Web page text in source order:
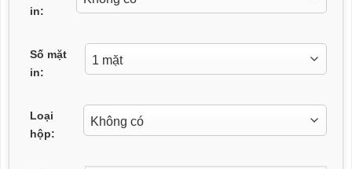
in:
Số mặt
in:
Loại
hộp: